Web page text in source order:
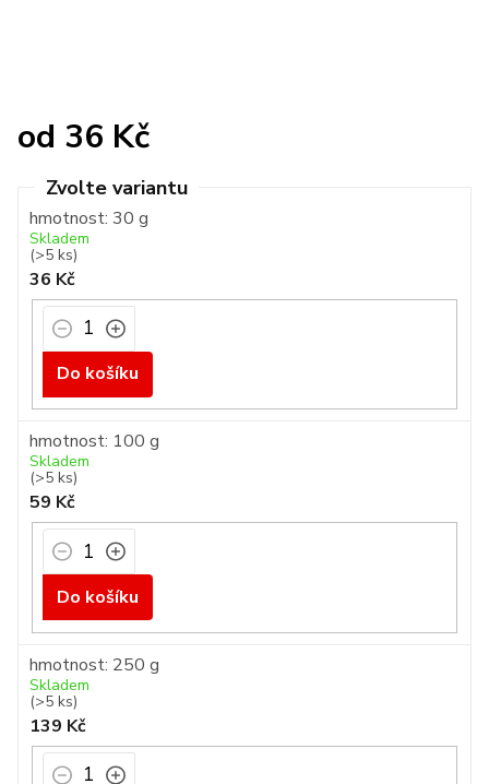
od 36 Kč
cena:
hmotnost: 30 g
Skladem
(>5 ks)
36 Kč
Do košíku
hmotnost: 100 g
Skladem
(>5 ks)
59 Kč
Do košíku
hmotnost: 250 g
Skladem
(>5 ks)
139 Kč